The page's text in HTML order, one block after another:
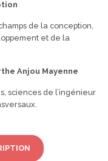
de la conception,
et de la
Anjou Mayenne
sciences de l’ingénieur